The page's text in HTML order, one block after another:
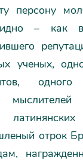
персону
– как
ученых,
отрок